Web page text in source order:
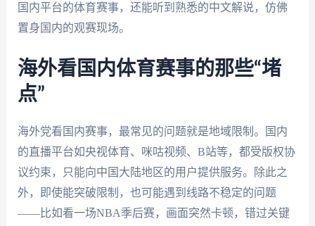
国内平台的体育赛事，还能听到熟悉的中文解说，仿佛
置身国内的观赛现场。
海外看国内体育赛事的那些“堵
点”
海外党看国内赛事，最常见的问题就是地域限制。国内
的直播平台如央视体育、咪咕视频、B站等，都受版权协
议约束，只能向中国大陆地区的用户提供服务。除此之
外，即使能突破限制，也可能遇到线路不稳定的问题
——比如看一场NBA季后赛，画面突然卡顿，错过关键